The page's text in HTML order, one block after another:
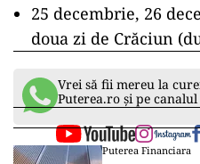
25 decembrie, 26
doua zi de Crăciun
Vrei să fii mereu la
Puterea.ro și pe
Puterea Financiara